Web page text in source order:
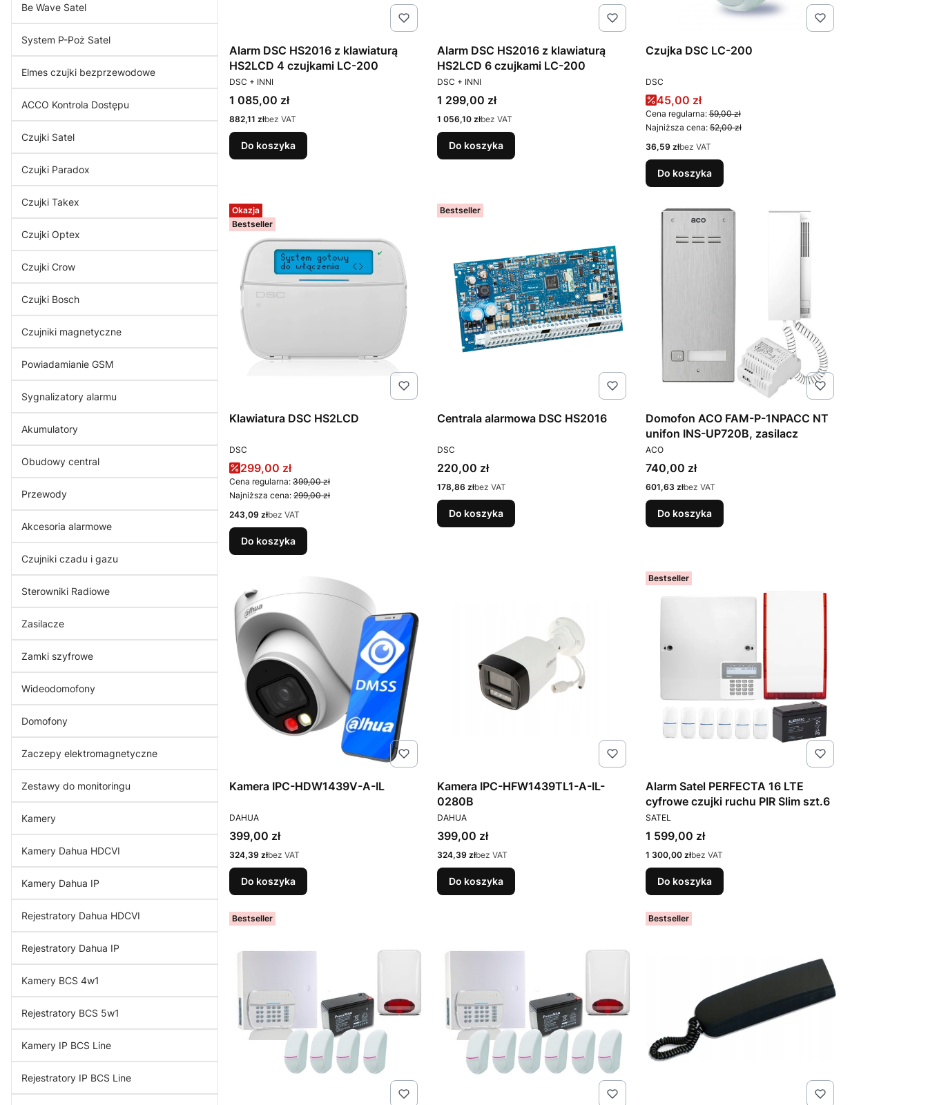
Be Wave Satel
System P-Poż Satel
Elmes czujki bezprzewodowe
ACCO Kontrola Dostępu
Czujki Satel
Czujki Paradox
Czujki Takex
Czujki Optex
Czujki Crow
Czujki Bosch
Czujniki magnetyczne
Powiadamianie GSM
Sygnalizatory alarmu
Akumulatory
Obudowy central
Przewody
Akcesoria alarmowe
Czujniki czadu i gazu
Sterowniki Radiowe
Zasilacze
Zamki szyfrowe
Wideodomofony
Domofony
Zaczepy elektromagnetyczne
Zestawy do monitoringu
Kamery
Kamery Dahua HDCVI
Kamery Dahua IP
Rejestratory Dahua HDCVI
Rejestratory Dahua IP
Kamery BCS 4w1
Rejestratory BCS 5w1
Kamery IP BCS Line
Rejestratory IP BCS Line
Alarm DSC HS2016 z klawiaturą
HS2LCD 4 czujkami LC-200
PRODUCENT
DSC + INNI
Cena
1 085,00 zł
Cena
882,11 złbez VAT
Do koszyka
Alarm DSC HS2016 z klawiaturą
HS2LCD 6 czujkami LC-200
PRODUCENT
DSC + INNI
Cena
1 299,00 zł
Cena
1 056,10 złbez VAT
Do koszyka
Czujka DSC LC-200
PRODUCENT
DSC
Cena promocyjna
45,00 zł
Cena regularna: 59,00 zł
Najniższa cena: 52,00 zł
Cena
36,59 złbez VAT
Do koszyka
Okazja
Bestseller
Klawiatura DSC HS2LCD
PRODUCENT
DSC
Cena promocyjna
299,00 zł
Cena regularna: 399,00 zł
Najniższa cena: 299,00 zł
Cena
243,09 złbez VAT
Do koszyka
Bestseller
Centrala alarmowa DSC HS2016
PRODUCENT
DSC
Cena
220,00 zł
Cena
178,86 złbez VAT
Do koszyka
Domofon ACO FAM-P-1NPACC NT
unifon INS-UP720B, zasilacz
PRODUCENT
ACO
Cena
740,00 zł
Cena
601,63 złbez VAT
Do koszyka
Kamera IPC-HDW1439V-A-IL
PRODUCENT
DAHUA
Cena
399,00 zł
Cena
324,39 złbez VAT
Do koszyka
Kamera IPC-HFW1439TL1-A-IL-
0280B
PRODUCENT
DAHUA
Cena
399,00 zł
Cena
324,39 złbez VAT
Do koszyka
Bestseller
Alarm Satel PERFECTA 16 LTE
cyfrowe czujki ruchu PIR Slim szt.6
PRODUCENT
SATEL
Cena
1 599,00 zł
Cena
1 300,00 złbez VAT
Do koszyka
Bestseller Bestseller